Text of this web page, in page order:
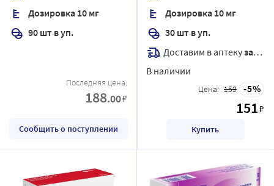
Дозировка 10 мг
90 шт в уп.
Последняя цена:
188.00₽
Сообщить о поступлении
Дозировка 10 мг
30 шт в уп.
Доставим в аптекузавтра
В наличии
Цена: 159 5
151₽
Купить